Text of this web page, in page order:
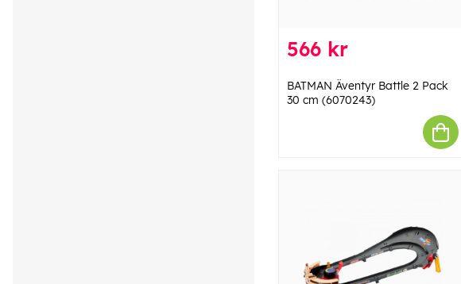
566 kr
BATMAN Äventyr Battle 2 Pack
30 cm (6070243)